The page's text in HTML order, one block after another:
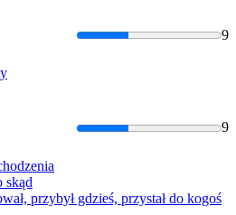
9
9
skąd
przybyłgdzieś, przystał do kogoś